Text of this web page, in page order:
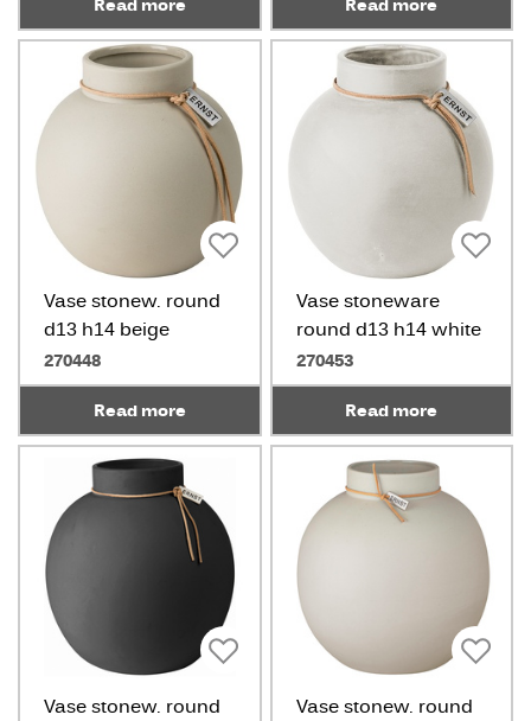
Vase stonew. round
d13 h14 beige
270448
Read more
Vase stoneware
round d13 h14 white
270453
Read more
Vase stonew. round
Vase stonew. round